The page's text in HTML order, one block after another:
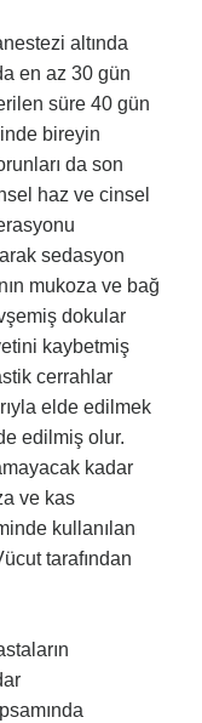
altında
en az 30 gün
süre 40 gün
bireyin
da son
haz ve cinsel
sedasyon
mukoza ve bağ
dokular
kaybetmiş
cerrahlar
elde edilmek
edilmiş olur.
kadar
ve kas
kullanılan
tarafından